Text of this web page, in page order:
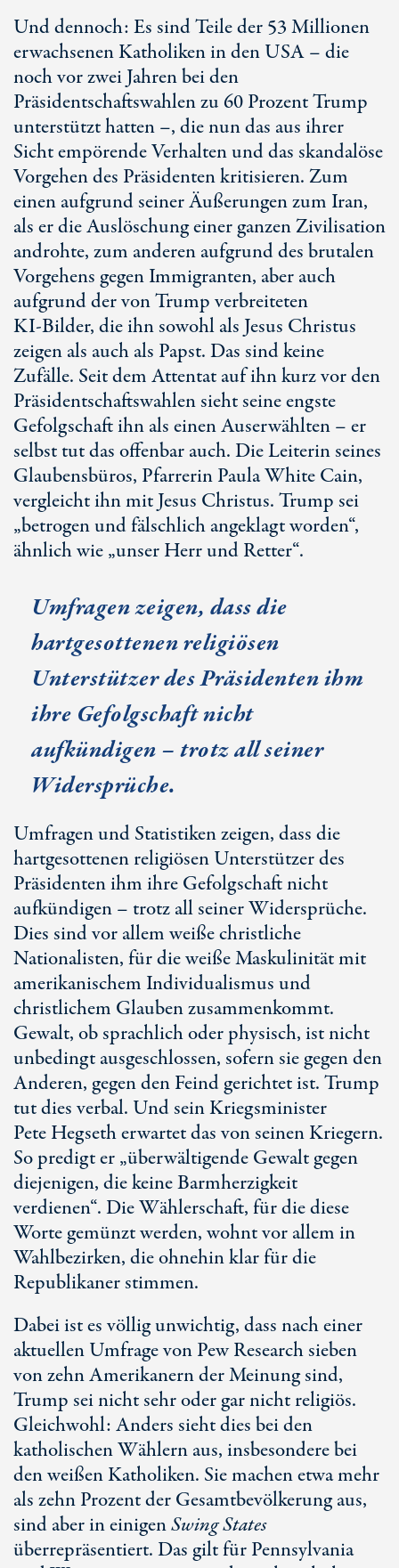
Und dennoch: Es sind Teile der 53 Millionen
erwachsenen Katholiken in den USA – die
noch vor zwei Jahren bei den
Präsidentschaftswahlen zu 60 Prozent Trump
unterstützt hatten –, die nun das aus ihrer
Sicht empörende Verhalten und das skandalöse
Vorgehen des Präsidenten kritisieren. Zum
einen aufgrund seiner Äußerungen zum Iran,
als er die Auslöschung einer ganzen Zivilisation
androhte, zum anderen aufgrund des brutalen
Vorgehens gegen Immigranten, aber auch
aufgrund der von Trump verbreiteten
KI-Bilder, die ihn sowohl als Jesus Christus
zeigen als auch als Papst. Das sind keine
Zufälle. Seit dem Attentat auf ihn kurz vor den
Präsidentschaftswahlen sieht seine engste
Gefolgschaft ihn als einen Auserwählten – er
selbst tut das offenbar auch. Die Leiterin seines
Glaubensbüros, Pfarrerin Paula White Cain,
vergleicht ihn mit Jesus Christus. Trump sei
„betrogen und fälschlich angeklagt worden“,
ähnlich wie „unser Herr und Retter“.
Umfragen zeigen, dass die
hartgesottenen religiösen
Unterstützer des Präsidenten ihm
ihre Gefolgschaft nicht
aufkündigen – trotz all seiner
Widersprüche.
Umfragen und Statistiken zeigen, dass die
hartgesottenen religiösen Unterstützer des
Präsidenten ihm ihre Gefolgschaft nicht
aufkündigen – trotz all seiner Widersprüche.
Dies sind vor allem weiße christliche
Nationalisten, für die weiße Maskulinität mit
amerikanischem Individualismus und
christlichem Glauben zusammenkommt.
Gewalt, ob sprachlich oder physisch, ist nicht
unbedingt ausgeschlossen, sofern sie gegen den
Anderen, gegen den Feind gerichtet ist. Trump
tut dies verbal. Und sein Kriegsminister
Pete Hegseth erwartet das von seinen Kriegern.
So predigt er „überwältigende Gewalt gegen
diejenigen, die keine Barmherzigkeit
verdienen“. Die Wählerschaft, für die diese
Worte gemünzt werden, wohnt vor allem in
Wahlbezirken, die ohnehin klar für die
Republikaner stimmen.
Dabei ist es völlig unwichtig, dass nach einer
aktuellen Umfrage von Pew Research sieben
von zehn Amerikanern der Meinung sind,
Trump sei nicht sehr oder gar nicht religiös.
Gleichwohl: Anders sieht dies bei den
katholischen Wählern aus, insbesondere bei
den weißen Katholiken. Sie machen etwa mehr
als zehn Prozent der Gesamtbevölkerung aus,
sind aber in einigenSwing States
überrepräsentiert. Das gilt für Pennsylvania